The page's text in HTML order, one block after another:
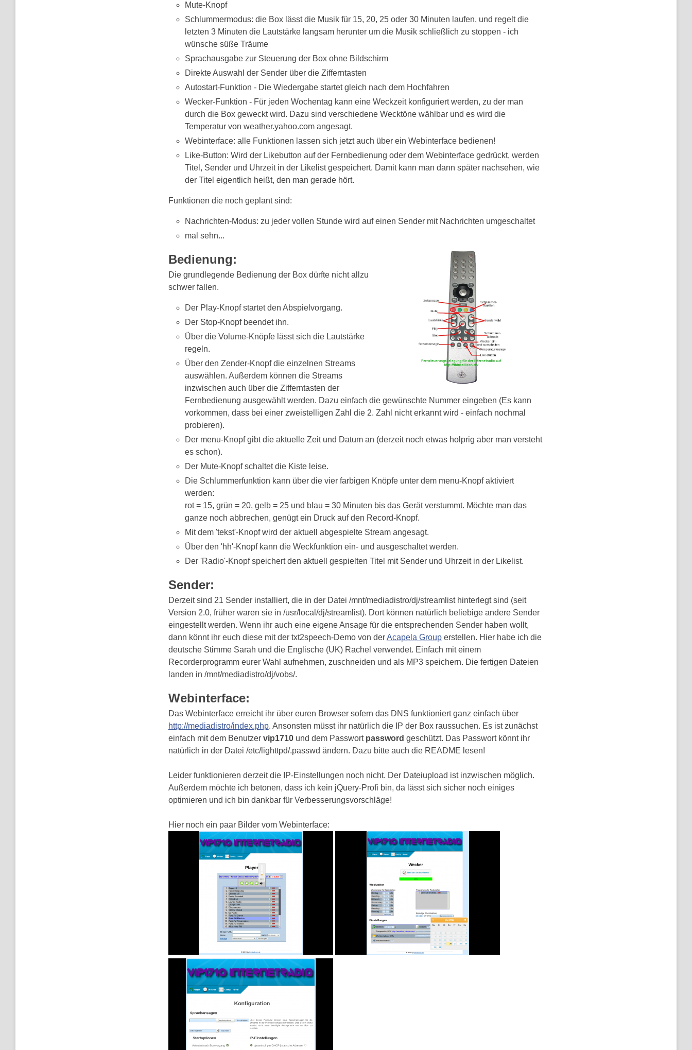
Mute-Knopf
Schlummermodus: die Box lässt die Musik für 15, 20, 25 oder 30 Minuten laufen, und regelt die
letzten 3 Minuten die Lautstärke langsam herunter um die Musik schließlich zu stoppen - ich
wünsche süße Träume
Sprachausgabe zur Steuerung der Box ohne Bildschirm
Direkte Auswahl der Sender über die Zifferntasten
Autostart-Funktion - Die Wiedergabe startet gleich nach dem Hochfahren
Wecker-Funktion - Für jeden Wochentag kann eine Weckzeit konfiguriert werden, zu der man
durch die Box geweckt wird. Dazu sind verschiedene Wecktöne wählbar und es wird die
Temperatur von weather.yahoo.com angesagt.
Webinterface: alle Funktionen lassen sich jetzt auch über ein Webinterface bedienen!
Like-Button: Wird der Likebutton auf der Fernbedienung oder dem Webinterface gedrückt, werden
Titel, Sender und Uhrzeit in der Likelist gespeichert. Damit kann man dann später nachsehen, wie
der Titel eigentlich heißt, den man gerade hört.
Funktionen die noch geplant sind:
Nachrichten-Modus: zu jeder vollen Stunde wird auf einen Sender mit Nachrichten umgeschaltet
mal sehn...
Bedienung:
Die grundlegende Bedienung der Box dürfte nicht allzu
schwer fallen.
Der Play-Knopf startet den Abspielvorgang.
Der Stop-Knopf beendet ihn.
Über die Volume-Knöpfe lässt sich die Lautstärke
regeln.
Über den Zender-Knopf die einzelnen Streams
auswählen. Außerdem können die Streams
inzwischen auch über die Zifferntasten der
Fernbedienung ausgewählt werden. Dazu einfach die gewünschte Nummer eingeben (Es kann
vorkommen, dass bei einer zweistelligen Zahl die 2. Zahl nicht erkannt wird - einfach nochmal
probieren).
Der menu-Knopf gibt die aktuelle Zeit und Datum an (derzeit noch etwas holprig aber man versteht
es schon).
Der Mute-Knopf schaltet die Kiste leise.
Die Schlummerfunktion kann über die vier farbigen Knöpfe unter dem menu-Knopf aktiviert
werden:
rot = 15, grün = 20, gelb = 25 und blau = 30 Minuten bis das Gerät verstummt. Möchte man das
ganze noch abbrechen, genügt ein Druck auf den Record-Knopf.
Mit dem 'tekst'-Knopf wird der aktuell abgespielte Stream angesagt.
Über den 'hh'-Knopf kann die Weckfunktion ein- und ausgeschaltet werden.
Der 'Radio'-Knopf speichert den aktuell gespielten Titel mit Sender und Uhrzeit in der Likelist.
Sender:
Derzeit sind 21 Sender installiert, die in der Datei /mnt/mediadistro/dj/streamlist hinterlegt sind (seit
Version 2.0, früher waren sie in /usr/local/dj/streamlist). Dort können natürlich beliebige andere Sender
eingestellt werden. Wenn ihr auch eine eigene Ansage für die entsprechenden Sender haben wollt,
dann könnt ihr euch diese mit der txt2speech-Demo von derAcapela Grouperstellen. Hier habe ich die
deutsche Stimme Sarah und die Englische (UK) Rachel verwendet. Einfach mit einem
Recorderprogramm eurer Wahl aufnehmen, zuschneiden und als MP3 speichern. Die fertigen Dateien
landen in /mnt/mediadistro/dj/vobs/.
Webinterface:
Das Webinterface erreicht ihr über euren Browser sofern das DNS funktioniert ganz einfach über
http://mediadistro/index.php. Ansonsten müsst ihr natürlich die IP der Box raussuchen. Es ist zunächst
einfach mit dem Benutzer vip1710und dem Passwort password geschützt. Das Passwort könnt ihr
natürlich in der Datei /etc/lighttpd/.passwd ändern. Dazu bitte auch die README lesen!
Leider funktionieren derzeit die IP-Einstellungen noch nicht. Der Dateiupload ist inzwischen möglich.
Außerdem möchte ich betonen, dass ich kein jQuery-Profi bin, da lässt sich sicher noch einiges
optimieren und ich bin dankbar für Verbesserungsvorschläge!
Hier noch ein paar Bilder vom Webinterface: